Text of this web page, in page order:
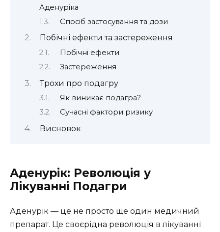
Аденуріка
Спосіб застосування та дози
Побічні ефекти та застереження
Побічні ефекти
Застереження
Трохи про подагру
Як виникає подагра?
Сучасні фактори ризику
Висновок
Аденурік: Революція у
Лікуванні Подагри
Аденурік — це не просто ще один медичний
препарат. Це своєрідна революція в лікуванні